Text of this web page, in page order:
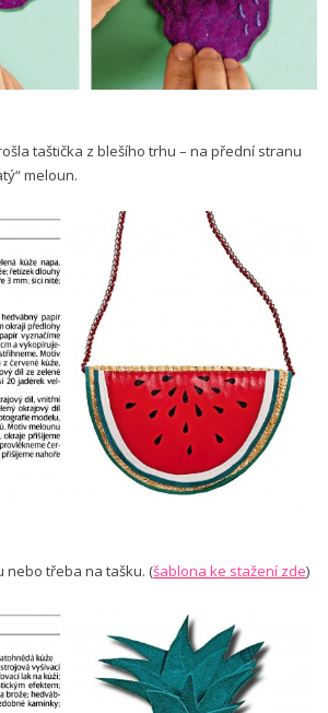
taštička z blešího trhu – na přední stranu
meloun.
nebo třeba na tašku. (šablona ke stažení zde)